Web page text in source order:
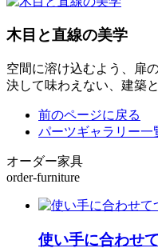
木目と直線の美学
空間に溶け込むよう、扉
決して味わえない、建築
前のページに戻る
パーツギャラリー一
オーダー家具
order-furniture
使い手に合わせ